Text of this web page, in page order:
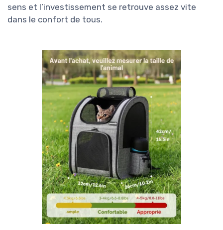
sens et l’investissement se retrouve assez vite
dans le confort de tous.